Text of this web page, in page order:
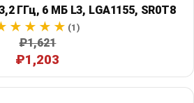
ГГц, 6 МБ L3, LGA1155, SR0T8
(1)
₽1,621
₽1,203